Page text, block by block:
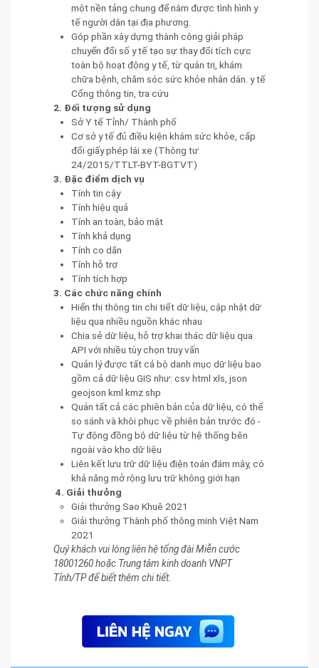
một nền tảng chung để nắm được tình hình y
tế người dân tại địa phương.
Góp phần xây dựng thành công giải pháp
chuyển đổi số y tế tạo sự thay đổi tích cực
toàn bộ hoạt động y tế, từ quản trị, khám
chữa bệnh, chăm sóc sức khỏe nhân dân. y tế
Cổng thông tin, tra cứu
2. Đối tượng sử dụng
Sở Y tế Tỉnh/ Thành phố
Cơ sở y tế đủ điều kiện khám sức khỏe, cấp
đổi giấy phép lái xe (Thông tư
24/2015/TTLT-BYT-BGTVT)
3. Đặc điểm dịch vụ
Tính tin cậy
Tính hiệu quả
Tính an toàn, bảo mật
Tính khả dụng
Tính co dãn
Tính hỗ trợ
Tính tích hợp
3. Các chức năng chính
Hiển thị thông tin chi tiết dữ liệu, cập nhật dữ
liệu qua nhiều nguồn khác nhau
Chia sẻ dữ liệu, hỗ trợ khai thác dữ liệu qua
API với nhiều tùy chọn truy vấn
Quản lý được tất cả bộ danh mục dữ liệu bao
gồm cả dữ liệu GIS như: csv html xls, json
geojson kml kmz shp
Quản tất cả các phiên bản của dữ liệu, có thể
so sánh và khôi phục về phiên bản trước đó -
Tự động đồng bộ dữ liệu từ hệ thống bên
ngoài vào kho dữ liệu
Liên kết lưu trữ dữ liệu điện toán đám mây, có
khả năng mở rộng lưu trữ không giới hạn
4. Giải thưởng
Giải thưởng Sao Khuê 2021
Giải thưởng Thành phố thông minh Việt Nam
2021
Quý khách vui lòng liên hệ tổng đài Miễn cước
18001260 hoặc Trung tâm kinh doanh VNPT
Tỉnh/TP để biết thêm chi tiết.